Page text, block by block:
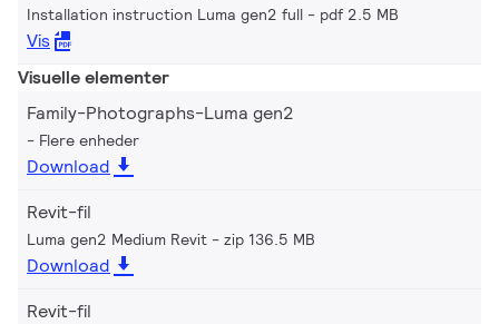
Installation instruction Luma gen2 full pdf 2.5 MB
Vis
Visuelle elementer
Family-Photographs-Luma gen2
Flere enheder
Download
Revit-fil
Luma gen2 Medium Revit zip 136.5 MB
Download
Revit-fil